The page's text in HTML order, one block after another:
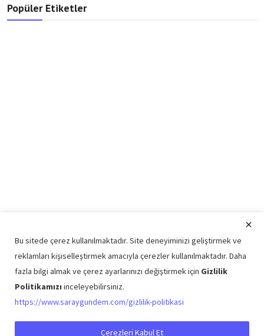
Popüler Etiketler
Copyright © 2026 Saray Gündem Tüm Hakları Saklıdır.
Künye Şartlar ve Koşullar Gizlilik Politikası İletişim
Bu sitede çerez kullanılmaktadır. Site deneyiminizi geliştirmek ve
reklamları kişiselleştirmek amacıyla çerezler kullanılmaktadır. Daha
fazla bilgi almak ve çerez ayarlarınızı değiştirmek için Gizlilik
Politikamızı inceleyebilirsiniz.
https://www.saraygundem.com/gizlilik-politikasi
Çerezleri Kabul Et